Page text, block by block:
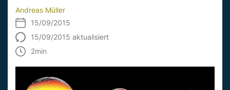
Andreas Müller
15/09/2015
15/09/2015 aktualisiert
2min